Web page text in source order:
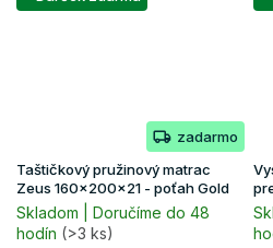
zadarmo
Taštičkový pružinový matrac
Zeus 160x200x21 - poťah Gold
Skladom | Doručíme do 48
hodín (>3 ks)